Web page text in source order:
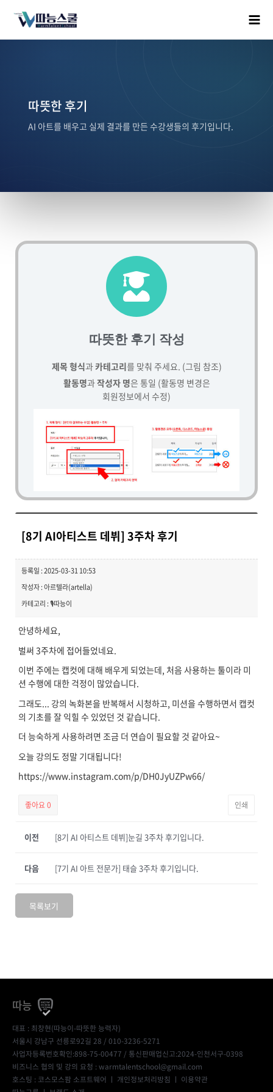
따뜻한 후기
AI 아트를 배우고 실제 결과를 만든 수강생들의 후기입니다.
따뜻한 후기 작성
제목 형식과카테고리를 맞춰 주세요. (그림 참조)
활동명과작성자 명은 통일 (활동명 변경은
회원정보에서 수정)
[8기 AI아티스트 데뷔] 3주차 후기
등록일 : 2025-03-31 10:53
작성자 : 아르텔라(artella)
카테고리 : 🎙️따능이
안녕하세요,
벌써 3주차에 접어들었네요.
이번 주에는 캡컷에 대해 배우게 되었는데, 처음 사용하는 툴이라 미
션 수행에 대한 걱정이 많았습니다.
그래도... 강의 녹화본을 반복해서 시청하고, 미션을 수행하면서 캡컷
의 기초를 잘 익힐 수 있었던 것 같습니다.
더 능숙하게 사용하려면 조금 더 연습이 필요할 것 같아요~
오늘 강의도 정말 기대됩니다!
https://www.instagram.com/p/DH0JyUZPw66/
좋아요0 인쇄
이전 [8기 AI 아티스트 데뷔]눈길 3주차 후기입니다.
[7기 AI 아트 전문가] 태슬 3주차 후기입니다.
다음
목록보기
따능
대표 : 최창현(따능이-따뜻한 능력자)
서울시 강남구 선릉로92길 28 / 010-3236-5271
사업자등록번호확인:898-75-00477 / 통신판매업신고:2024-인천서구-0398
비즈니스 협의 및 강의 요청 : warmtalentschool@gmail.com
호스팅 : 코스모스팜 소프트웨어 ㅣ 개인정보처리방침 ㅣ 이용약관